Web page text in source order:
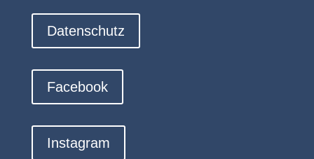
Datenschutz
Facebook
Instagram